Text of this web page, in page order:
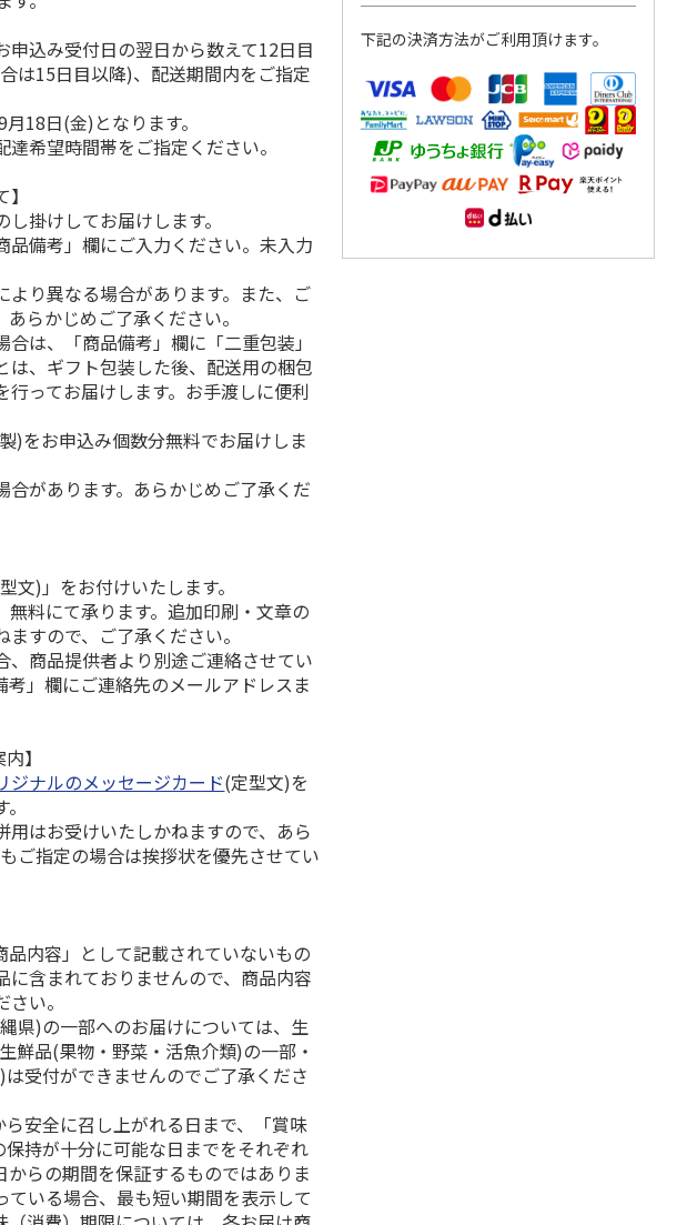
込み受付日の翌日から数えて12日目
は15日目以降)、配送期間内をご指定
18日(金)となります。
希望時間帯をご指定ください。
掛けしてお届けします。
備考」欄にご入力ください。未入力
り異なる場合があります。また、ご
らかじめご了承ください。
は、「商品備考」欄に「二重包装」
は、ギフト包装した後、配送用の梱包
行ってお届けします。お手渡しに便利
)をお申込み個数分無料でお届けしま
があります。あらかじめご了承くだ
)」をお付けいたします。
料にて承ります。追加印刷・文章の
すので、ご了承ください。
商品提供者より別途ご連絡させてい
」欄にご連絡先のメールアドレスま
】
ジナルのメッセージカード(定型文)を
はお受けいたしかねますので、あら
ご指定の場合は挨拶状を優先させてい
内容」として記載されていないもの
含まれておりませんので、商品内容
い。
県)の一部へのお届けについては、生
鮮品(果物・野菜・活魚介類)の一部・
受付ができませんのでご了承くださ
安全に召し上がれる日まで、「賞味
持が十分に可能な日までをそれぞれ
らの期間を保証するものではありま
いる場合、最も短い期間を表示して
下記の決済方法がご利用頂けます。